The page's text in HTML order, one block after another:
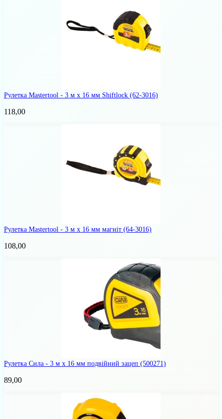
Рулетка Mastertool - 3 м х 16 мм Shiftlock (62-3016)
118,00
Рулетка Mastertool - 3 м х 16 мм магніт (64-3016)
108,00
Рулетка Сила - 3 м x 16 мм подвійний зацеп (500271)
89,00